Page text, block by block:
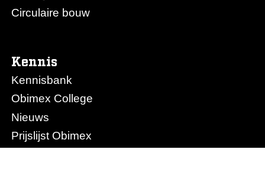
Circulaire bouw
Kennis
Kennisbank
Obimex College
Nieuws
Prijslijst Obimex